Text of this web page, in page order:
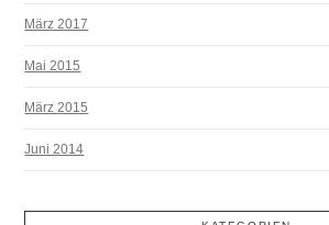
März 2017
Mai 2015
März 2015
Juni 2014